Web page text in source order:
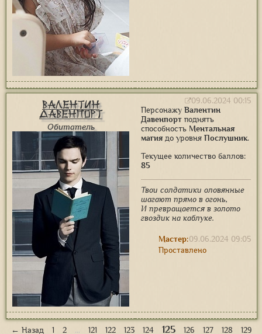
Валентин
Давенпорт
Обитатель
09.06.2024 00:15
Персонажу Валентин
Давенпорт поднять
способность Ментальная
магиядо уровня Послушник.
Текущее количество баллов:
85
Твои солдатики оловянные
шагают прямо в огонь,
И превращается в золото
гвоздик на каблуке.
09.06.2024 09:05
Мастер:
Проставлено
← Назад 1 2 … 121 122 123 124 125 126 127 128 129